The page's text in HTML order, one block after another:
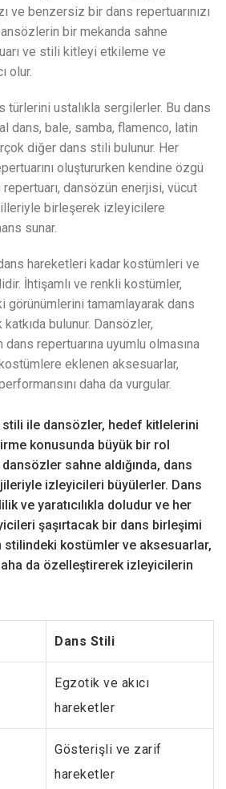
ve benzersiz bir dans repertuarınızı
bir mekanda sahne
ve stili kitleyi etkileme ve
olur.
türlerini ustalıkla sergilerler. Bu dans
dans, bale, samba, flamenco, latin
diğer dans stili bulunur. Her
oluştururken kendine özgü
dansözün enerjisi, vücut
birleşerek izleyicilere
sunar.
hareketleri kadar kostümleri ve
İhtişamlı ve renkli kostümler,
görünümlerini tamamlayarak dans
bulunur. Dansözler,
repertuarına uyumlu olmasına
eklenen aksesuarlar,
daha da vurgular.
stili ile dansözler, hedef kitlelerini
konusunda büyük bir rol
sahne aldığında, dans
izleyicileri büyülerler. Dans
ve yaratıcılıkla doludur ve her
şaşırtacak bir dans birleşimi
stilindeki kostümler ve aksesuarlar,
da özelleştirerek izleyicilerin
Dans Stili
Egzotik ve akıcı
hareketler
Gösterişli ve zarif
hareketler